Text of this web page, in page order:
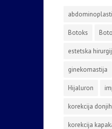
Botoks
estetska
ginekomastija
Hijaluron
korekcija
korekcija